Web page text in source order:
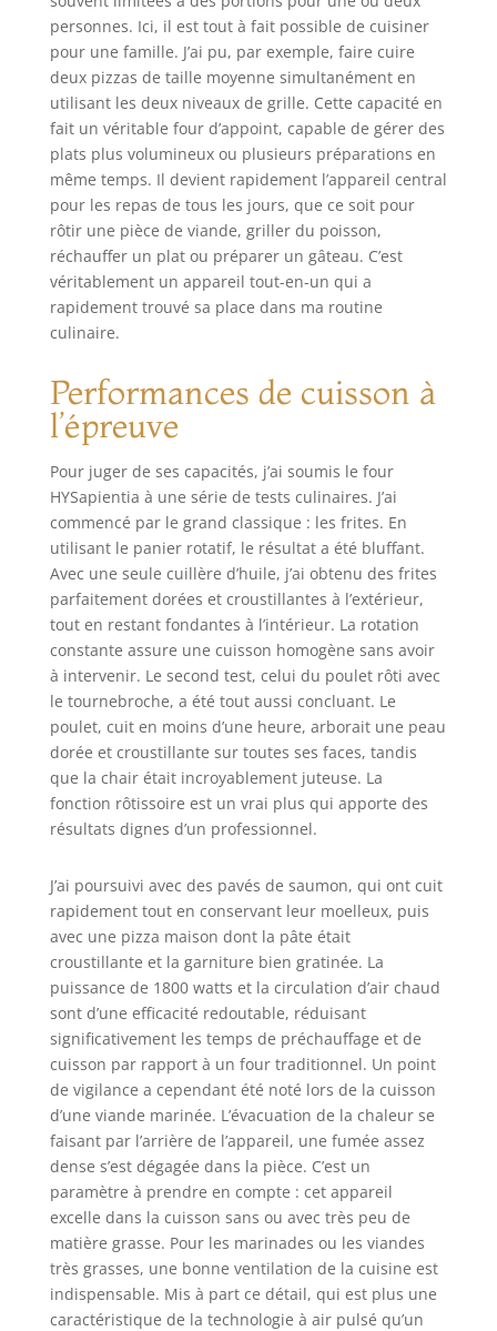
personnes. Ici, il est tout à fait possible de cuisiner
pour une famille. J’ai pu, par exemple, faire cuire
deux pizzas de taille moyenne simultanément en
utilisant les deux niveaux de grille. Cette capacité en
fait un véritable four d’appoint, capable de gérer des
plats plus volumineux ou plusieurs préparations en
même temps. Il devient rapidement l’appareil central
pour les repas de tous les jours, que ce soit pour
rôtir une pièce de viande, griller du poisson,
réchauffer un plat ou préparer un gâteau. C’est
véritablement un appareil tout-en-un qui a
rapidement trouvé sa place dans ma routine
culinaire.
Performances de cuisson à
l’épreuve
Pour juger de ses capacités, j’ai soumis le four
HYSapientia à une série de tests culinaires. J’ai
commencé par le grand classique : les frites. En
utilisant le panier rotatif, le résultat a été bluffant.
Avec une seule cuillère d’huile, j’ai obtenu des frites
parfaitement dorées et croustillantes à l’extérieur,
tout en restant fondantes à l’intérieur. La rotation
constante assure une cuisson homogène sans avoir
à intervenir. Le second test, celui du poulet rôti avec
le tournebroche, a été tout aussi concluant. Le
poulet, cuit en moins d’une heure, arborait une peau
dorée et croustillante sur toutes ses faces, tandis
que la chair était incroyablement juteuse. La
fonction rôtissoire est un vrai plus qui apporte des
résultats dignes d’un professionnel.
J’ai poursuivi avec des pavés de saumon, qui ont cuit
rapidement tout en conservant leur moelleux, puis
avec une pizza maison dont la pâte était
croustillante et la garniture bien gratinée. La
puissance de 1800 watts et la circulation d’air chaud
sont d’une efficacité redoutable, réduisant
significativement les temps de préchauffage et de
cuisson par rapport à un four traditionnel. Un point
de vigilance a cependant été noté lors de la cuisson
d’une viande marinée. L’évacuation de la chaleur se
faisant par l’arrière de l’appareil, une fumée assez
dense s’est dégagée dans la pièce. C’est un
paramètre à prendre en compte : cet appareil
excelle dans la cuisson sans ou avec très peu de
matière grasse. Pour les marinades ou les viandes
très grasses, une bonne ventilation de la cuisine est
indispensable. Mis à part ce détail, qui est plus une
caractéristique de la technologie à air pulsé qu’un